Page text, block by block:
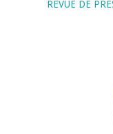
REVUE DE